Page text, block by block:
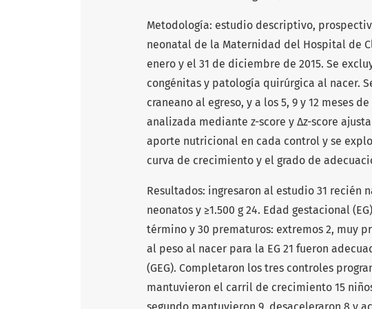
Metodología: estudio descriptivo,
neonatal de la Maternidad del Hospital de
enero y el 31 de diciembre de 2015. Se
congénitas y patología quirúrgica al nacer.
craneano al egreso, y a los 5, 9 y 12 meses
analizada mediante z-score y Δz-score
aporte nutricional en cada control y se
curva de crecimiento y el grado de
Resultados: ingresaron al estudio 31 recién
neonatos y ≥1.500 g 24. Edad gestacional
término y 30 prematuros: extremos 2, muy
al peso al nacer para la EG 21 fueron
(GEG). Completaron los tres controles
mantuvieron el carril de crecimiento 15